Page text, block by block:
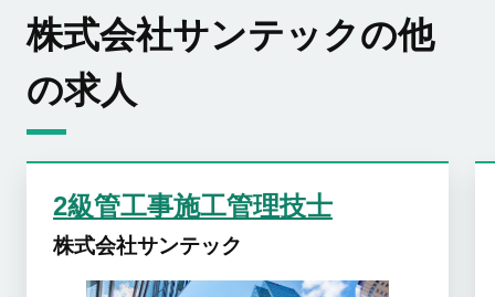
株式会社サンテックの他
の求人
2級管工事施工管理技士
株式会社サンテック